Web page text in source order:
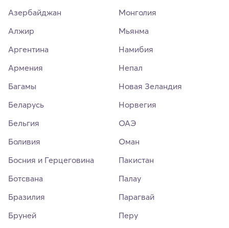
Азербайджан
Алжир
Аргентина
Армения
Багамы
Беларусь
Бельгия
Боливия
Босния и Герцеговина
Ботсвана
Бразилия
Бруней
Монголия
Мьянма
Намибия
Непал
Новая Зеландия
Норвегия
ОАЭ
Оман
Пакистан
Палау
Парагвай
Перу